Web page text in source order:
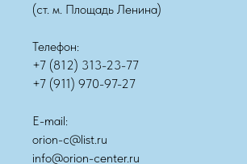
(ст. м. Площадь Ленина)
Телефон:
+7 (812) 313-23-77
+7 (911) 970-97-27
E-mail:
orion-c@list.ru
info@orion-center.ru